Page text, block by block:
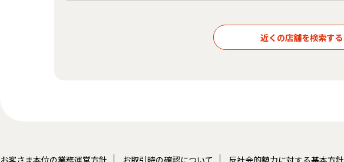
お客さま本位の業務運営方針 お取引時の確認について 反社会的勢力に対する基本方針